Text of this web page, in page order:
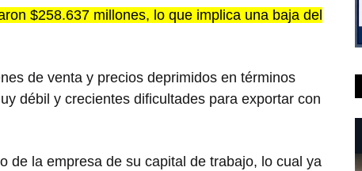
$258.637 millones, lo que implica una baja del
de venta y precios deprimidos en términos
débil y crecientes dificultades para exportar con
de la empresa de su capital de trabajo, lo cual ya